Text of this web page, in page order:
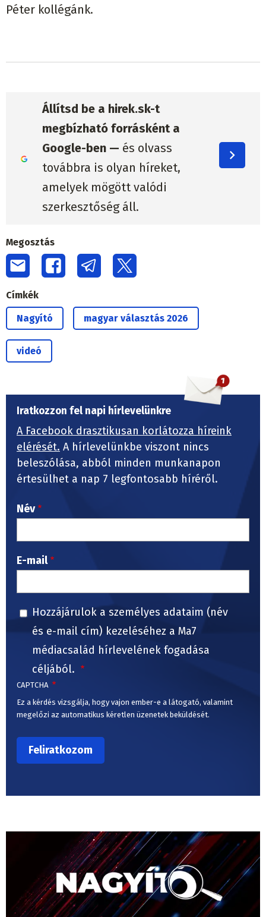
Péter kollégánk.
Állítsd be a hirek.sk-t
megbízható forrásként a
Google-ben — és olvass
továbbra is olyan híreket,
amelyek mögött valódi
szerkesztőség áll.
Megosztás
Címkék
Nagyító magyar választás 2026
videó
Iratkozzon fel napi hírlevelünkre
A Facebook drasztikusan korlátozza híreink
elérését. A hírlevelünkbe viszont nincs
beleszólása, abból minden munkanapon
értesülhet a nap 7 legfontosabb híréről.
Név
E-mail
Hozzájárulok a személyes adataim (név
és e-mail cím) kezeléséhez a Ma7
médiacsalád hírlevelének fogadása
céljából.
CAPTCHA
Ez a kérdés vizsgálja, hogy vajon ember-e a látogató, valamint
megelőzi az automatikus kéretlen üzenetek beküldését.